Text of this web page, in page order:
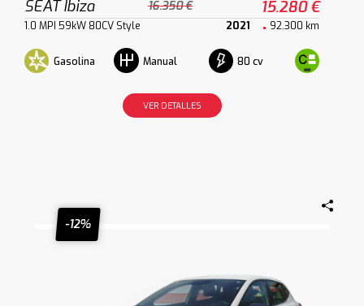
SEAT Ibiza 16.350 € 15.280 €
1.0 MPI 59kW 80CV Style 2021 92.300 km
Gasolina Manual 80 cv
VER DETALLES
-12%